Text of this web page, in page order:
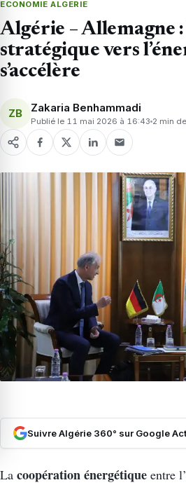
ECONOMIE ALGERIE
Algérie – Allemagne
stratégique vers
s’accélère
ZB Zakaria Benhammadi
Publié le 11 mai 2026 à 16:43 2 min
Suivre Algérie 360° sur Google
La coopération énergétique entre l’